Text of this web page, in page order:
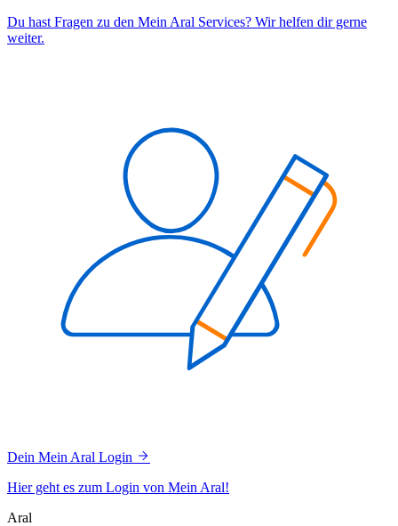
Du hast Fragen zu den Mein Aral Services? Wir helfen dir gerne
weiter.
Dein Mein Aral Login
Hier geht es zum Login von Mein Aral!
Aral